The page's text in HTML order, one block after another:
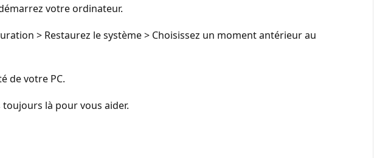
votre ordinateur.
> Restaurez le système > Choisissez un moment antérieur au
de votre PC.
là pour vous aider.